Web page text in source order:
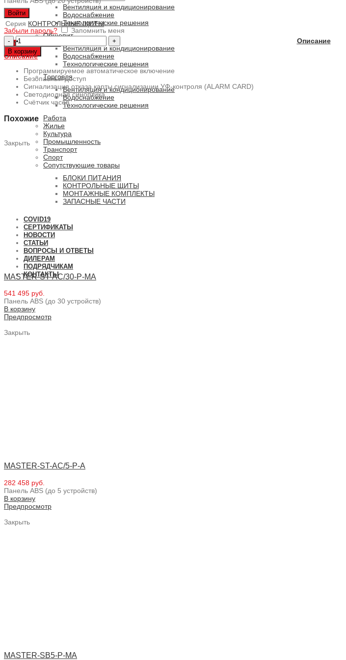
Войти
Забыли пароль? Запомнить меня
0ПУНКТОВ
Вентиляция и кондиционирование
Водоснабжение
Технологические решения
Общепит
Вентиляция и кондиционирование
Водоснабжение
Технологические решения
Торговля
Вентиляция и кондиционирование
Водоснабжение
Технологические решения
Работа
Жилье
Культура
Промышленность
Транспорт
Спорт
Сопутствующие товары
БЛОКИ ПИТАНИЯ
КОНТРОЛЬНЫЕ ЩИТЫ
МОНТАЖНЫЕ КОМПЛЕКТЫ
ЗАПАСНЫЕ ЧАСТИ
COVID19
СЕРТИФИКАТЫ
НОВОСТИ
СТАТЬИ
ВОПРОСЫ И ОТВЕТЫ
ДИЛЕРАМ
ПОДРЯДЧИКАМ
КОНТАКТЫ
Серия КОНТРОЛЬНЫЕ ЩИТЫ
Количество
товара
MASTER-
AC/20-
P-
A
В корзину
Описание
Описание
Программируемое автоматическое включение
Безопасный доступ
Сигнализация отказа карты сигнализации УФ-контроля (ALARM CARD)
Cветодиодная синоптика
Счётчик часов
Похожие
Закрыть
MASTER-ST-AC/30-P-MA
541 495 руб.
Панель ABS (до 30 устройств)
В корзину
Предпросмотр
Закрыть
MASTER-ST-AC/5-P-A
282 458 руб.
Панель ABS (до 5 устройств)
В корзину
Предпросмотр
Закрыть
MASTER-SB5-P-MA